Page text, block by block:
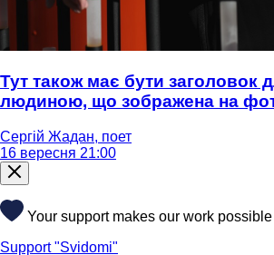
Тут також має бути заголовок
людиною, що зображена на
Сергій Жадан, поет
16 вересня 21:00
Your support makes our work possible
Support "Svidomi"